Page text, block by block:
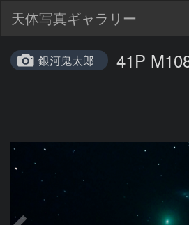
天体写真ギャラリー
銀河鬼太郎 41P